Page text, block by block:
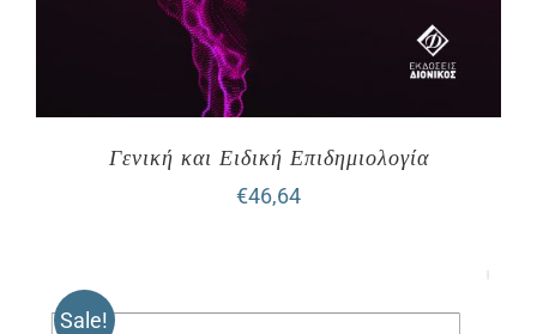
Γενική και Ειδική Επιδημιολογία
€46,64
Sale!